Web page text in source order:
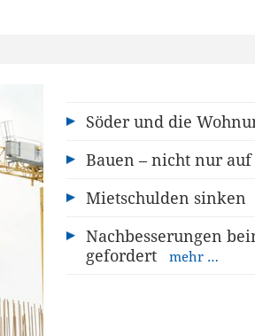
Söder und die
Bauen – nicht nur
Mietschulden sinken
Nachbesserungen
gefordert
mehr …